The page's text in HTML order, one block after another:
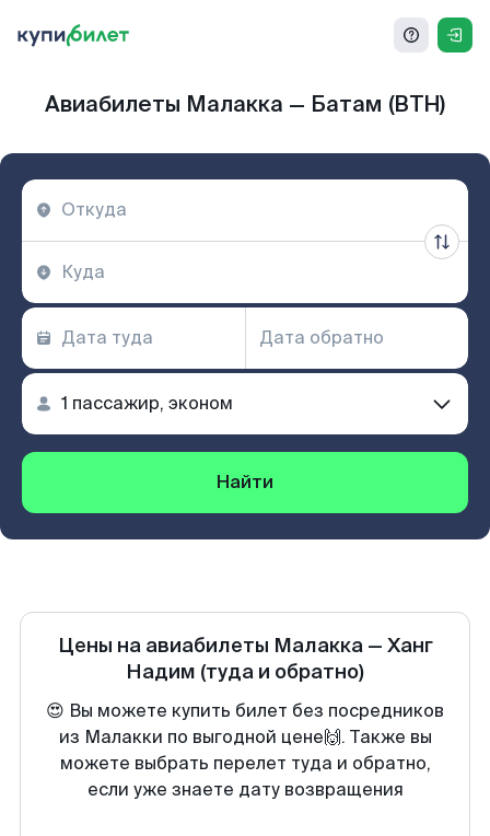
Авиабилеты Малакка — Батам (BTH)
Найти
Цены на авиабилеты Малакка— Ханг
Надим (туда и обратно)
😍 Вы можете купить билет без посредников
из Малакки по выгодной цене🙌. Также вы
можете выбрать перелет туда и обратно,
если уже знаете дату возвращения